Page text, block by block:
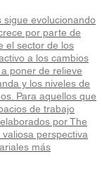
sigue evolucionando
por parte de
el sector de los
a los cambios
poner de relieve
y los niveles de
Para aquellos que
de trabajo
por The
perspectiva
más